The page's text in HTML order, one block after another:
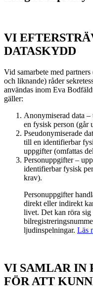
VI
DATASKYDD
Vid samarbete med
och liknande) råder
användas inom Eva
gäller:
Anonymiserad data
en fysisk person (går
Pseudonymiserade
till en identifierbar
uppgifter (omfattas
Personuppgifter –
identifierbar fysisk
krav).
Personuppgifter
direkt eller indirekt
livet. Det kan röra sig
ljudinspelningar. Läs
VI SAMLAR IN
FÖR ATT